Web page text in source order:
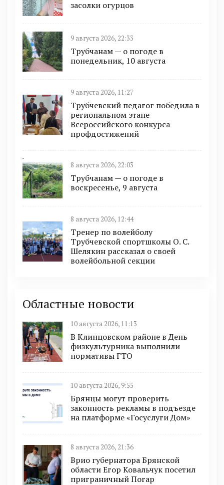
засолки огурцов
9 августа 2026, 22:33
Трубчанам — о погоде в
понедельник, 10 августа
9 августа 2026, 11:27
Трубчевский педагог победила в
региональном этапе
Всероссийского конкурса
профдостижений
8 августа 2026, 22:03
Трубчанам — о погоде в
воскресенье, 9 августа
8 августа 2026, 12:44
Тренер по волейболу
Трубчевской спортшколы О. С.
Шелякин рассказал о своей
волейбольной секции
Областные новости
10 августа 2026, 11:13
В Клинцовском районе в День
физкультурника выполнили
нормативы ГТО
10 августа 2026, 9:55
Брянцы могут проверить
законность рекламы в подъезде
на платформе «Госуслуги Дом»
8 августа 2026, 21:36
Врио губернатора Брянской
области Егор Ковальчук посетил
приграничный Погар